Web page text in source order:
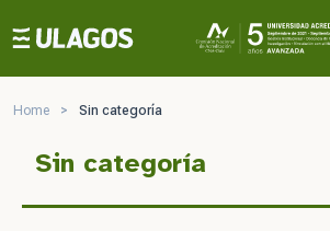
Ulagos
Home > Sin categoría
Sin categoría